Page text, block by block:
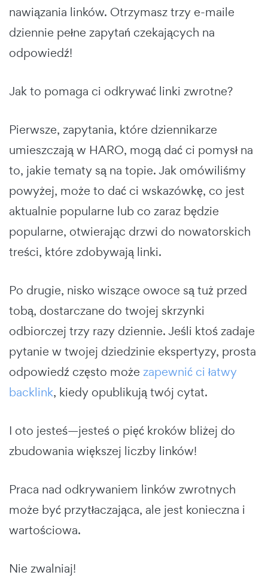
nawiązania linków. Otrzymasz trzy e-maile
dziennie pełne zapytań czekających na
odpowiedź!
Jak to pomaga ci odkrywać linki zwrotne?
Pierwsze, zapytania, które dziennikarze
umieszczają w HARO, mogą dać ci pomysł na
to, jakie tematy są na topie. Jak omówiliśmy
powyżej, może to dać ci wskazówkę, co jest
aktualnie popularne lub co zaraz będzie
popularne, otwierając drzwi do nowatorskich
treści, które zdobywają linki.
Po drugie, nisko wiszące owoce są tuż przed
tobą, dostarczane do twojej skrzynki
odbiorczej trzy razy dziennie. Jeśli ktoś zadaje
pytanie w twojej dziedzinie ekspertyzy, prosta
odpowiedź często może zapewnić ci łatwy
backlink, kiedy opublikują twój cytat.
I oto jesteś—jesteś o pięć kroków bliżej do
zbudowania większej liczby linków!
Praca nad odkrywaniem linków zwrotnych
może być przytłaczająca, ale jest konieczna i
wartościowa.
Nie zwalniaj!